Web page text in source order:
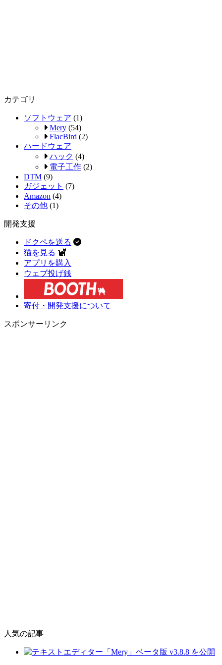
カテゴリ
ソフトウェア (1)
Mery (54)
FlacBird (2)
ハードウェア
ハック (4)
電子工作 (2)
DTM (9)
ガジェット (7)
Amazon (4)
その他 (1)
開発支援
ドクペを送る
猫を見る
アプリを購入
ウェブ投げ銭
寄付・開発支援について
スポンサーリンク
人気の記事